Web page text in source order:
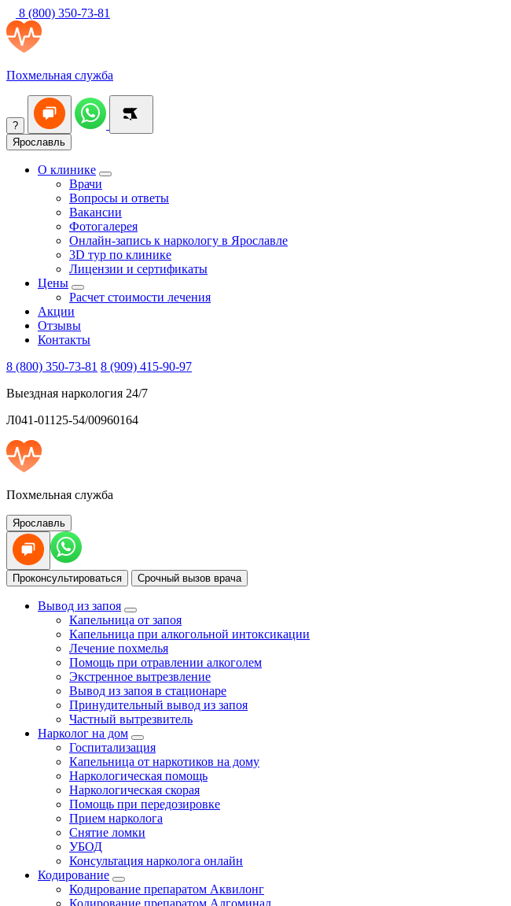
8 (800) 350-73-81
Похмельная служба
?
Ярославль
О клинике
Врачи
Вопросы и ответы
Вакансии
Фотогалерея
Онлайн-запись к наркологу в Ярославле
3D тур по клинике
Лицензии и сертификаты
Цены
Расчет стоимости лечения
Акции
Отзывы
Контакты
8 (800) 350-73-81 8 (909) 415-90-97
Выездная наркология 24/7
Л041-01125-54/00960164
Похмельная служба
Ярославль
Проконсультироваться Срочный вызов врача
Вывод из запоя
Капельница от запоя
Капельница при алкогольной интоксикации
Лечение похмелья
Помощь при отравлении алкоголем
Экстренное вытрезвление
Вывод из запоя в стационаре
Принудительный вывод из запоя
Частный вытрезвитель
Нарколог на дом
Госпитализация
Капельница от наркотиков на дому
Наркологическая помощь
Наркологическая скорая
Помощь при передозировке
Прием нарколога
Снятие ломки
УБОД
Консультация нарколога онлайн
Кодирование
Кодирование препаратом Аквилонг
Кодирование препаратом Алгоминал